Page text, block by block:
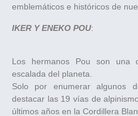
emblemáticos e históricos de
IKER Y ENEKO POU:
Los hermanos Pou son una
escalada del planeta.
Solo por enumerar algunos
destacar las 19 vías de
últimos años en la Cordillera